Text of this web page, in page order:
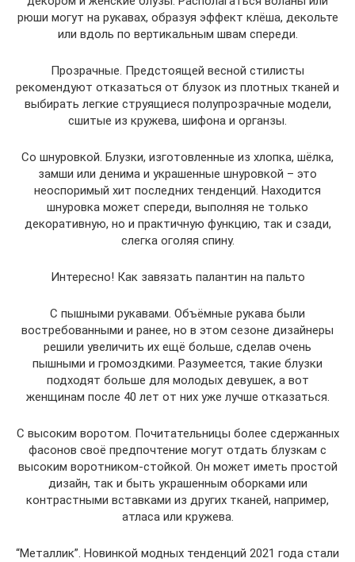
рюши могут на рукавах, образуя эффект клёша, декольте
или вдоль по вертикальным швам спереди.
Прозрачные. Предстоящей весной стилисты
рекомендуют отказаться от блузок из плотных тканей и
выбирать легкие струящиеся полупрозрачные модели,
сшитые из кружева, шифона и органзы.
Со шнуровкой. Блузки, изготовленные из хлопка, шёлка,
замши или денима и украшенные шнуровкой – это
неоспоримый хит последних тенденций. Находится
шнуровка может спереди, выполняя не только
декоративную, но и практичную функцию, так и сзади,
слегка оголяя спину.
Интересно! Как завязать палантин на пальто
С пышными рукавами. Объёмные рукава были
востребованными и ранее, но в этом сезоне дизайнеры
решили увеличить их ещё больше, сделав очень
пышными и громоздкими. Разумеется, такие блузки
подходят больше для молодых девушек, а вот
женщинам после 40 лет от них уже лучше отказаться.
С высоким воротом. Почитательницы более сдержанных
фасонов своё предпочтение могут отдать блузкам с
высоким воротником-стойкой. Он может иметь простой
дизайн, так и быть украшенным оборками или
контрастными вставками из других тканей, например,
атласа или кружева.
“Металлик”. Новинкой модных тенденций 2021 года стали